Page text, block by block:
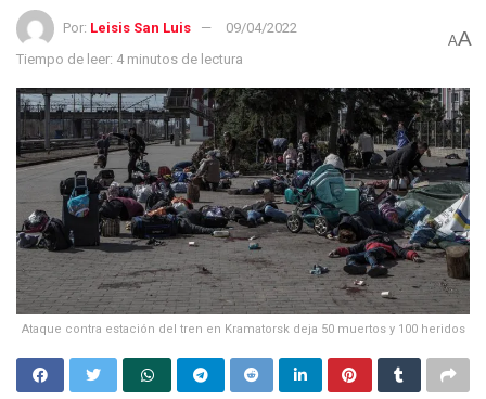
Por: Leisis San Luis
09/04/2022
Tiempo de leer: 4 minutos de lectura
AA
Ataque contra estación del tren en Kramatorsk deja 50 muertos y 100 heridos